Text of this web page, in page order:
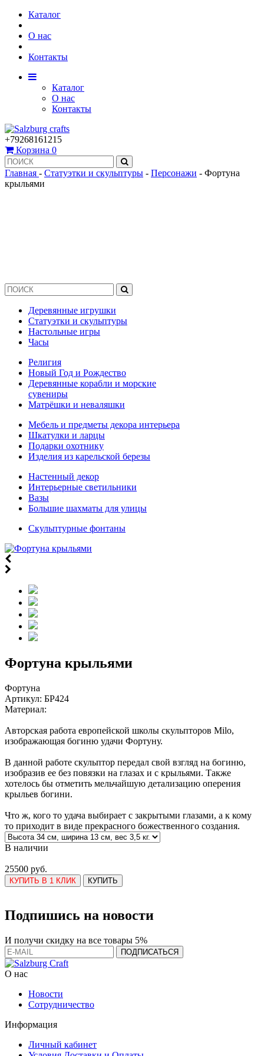
Каталог
О нас
Контакты
Каталог
О нас
Контакты
+79268161215
Корзина 0
Главная - Статуэтки и скульптуры - Персонажи - Фортуна
крыльями
Деревянные игрушки
Статуэтки и скульптуры
Настольные игры
Часы
Религия
Новый Год и Рождество
Деревянные корабли и морские
сувениры
Матрёшки и неваляшки
Мебель и предметы декора интерьера
Шкатулки и ларцы
Подарки охотнику
Изделия из карельской березы
Настенный декор
Интерьерные светильники
Вазы
Большие шахматы для улицы
Скульптурные фонтаны
Фортуна крыльями
Фортуна
Артикул: БР424
Материал:
Авторская работа европейской школы скульпторов Milo,
изображающая богиню удачи Фортуну.
В данной работе скульптор передал свой взгляд на богиню,
изобразив ее без повязки на глазах и с крыльями. Также
хотелось бы отметить мельчайшую детализацию оперения
крыльев богини.
Что ж, кого то удача выбирает с закрытыми глазами, а к кому
то приходит в виде прекрасного божественного создания.
В наличии
25500 руб.
КУПИТЬ В 1 КЛИК КУПИТЬ
Подпишись на новости
И получи скидку на все товары 5%
О нас
Новости
Сотрудничество
Информация
Личный кабинет